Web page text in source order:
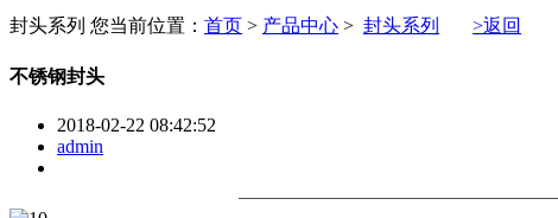
封头系列 您当前位置： 首页 > 产品中心 > 封头系列 >返回
不锈钢封头
2018-02-22 08:42:52
admin